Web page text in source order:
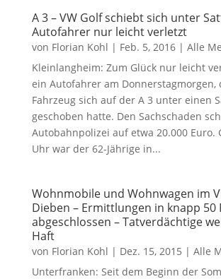
A 3 – VW Golf schiebt sich unter
Autofahrer nur leicht verletzt
von Florian Kohl | Feb. 5, 2016| Alle
Kleinlangheim: Zum Glück nur leicht
ein Autofahrer am Donnerstagmorgen,
Fahrzeug sich auf der A 3 unter einen
geschoben hatte. Den Sachschaden
Autobahnpolizei auf etwa 20.000 Euro.
Uhr war der 62-Jährige in...
Wohnmobile und Wohnwagen im
Dieben – Ermittlungen in knapp 50
abgeschlossen – Tatverdächtige
Haft
von Florian Kohl | Dez. 15, 2015 | Alle
Unterfranken: Seit dem Beginn der